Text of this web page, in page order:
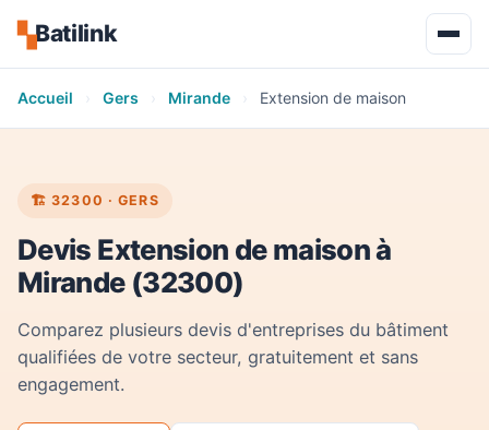
▚Batilink
Accueil › Gers › Mirande › Extension de maison
🏗️ 32300 · GERS
Devis Extension de maison à
Mirande (32300)
Comparez plusieurs devis d'entreprises du bâtiment
qualifiées de votre secteur, gratuitement et sans
engagement.